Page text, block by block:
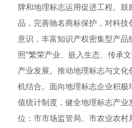
牌和地理标志运用促进工程。
品，完善驰名商标保护，对科
意识，丰富知识产权密集型产
照“繁荣产业、嵌入生态、传承
产业发展。推动地理标志与文
机结合。面向地理标志企业积
值统计制度，健全地理标志产
位：市市场监管局、市农业农